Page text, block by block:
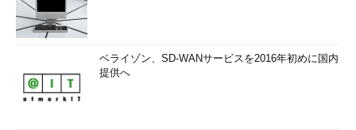
ベライゾン、SD-WANサービスを2016年初めに国内
提供へ